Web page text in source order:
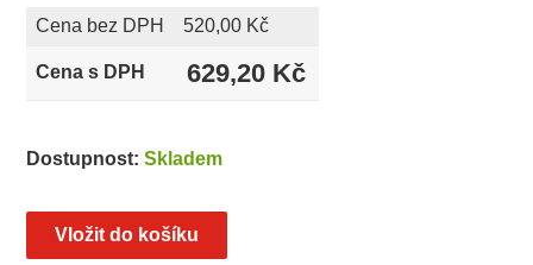
Cena bez DPH 520,00 Kč
Cena s DPH 629,20 Kč
Dostupnost:Skladem